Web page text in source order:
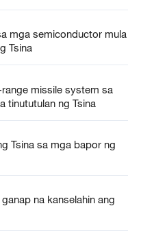
mga semiconductor mula
Tsina
missile system sa
tinututulan ng Tsina
Tsina sa mga bapor ng
na kanselahin ang